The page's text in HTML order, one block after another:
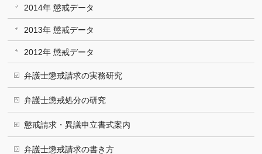
2014年 懲戒データ
2013年 懲戒データ
2012年 懲戒データ
弁護士懲戒請求の実務研究
弁護士懲戒処分の研究
懲戒請求・異議申立書式案内
弁護士懲戒請求の書き方